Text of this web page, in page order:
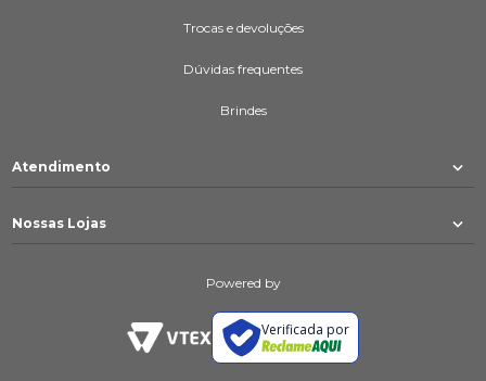
Trocas e devoluções
Dúvidas frequentes
Brindes
Atendimento
Nossas Lojas
Powered by
Verificada por